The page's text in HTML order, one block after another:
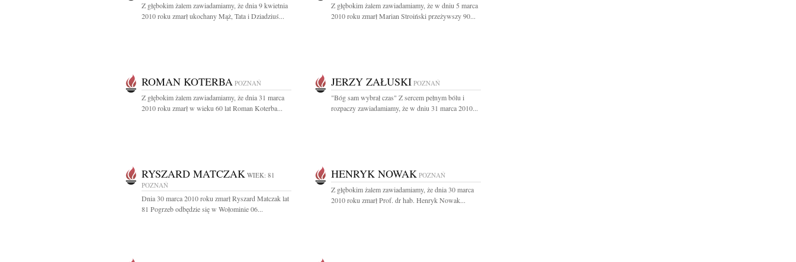
Z głębokim żalem zawiadamiamy, że dnia 9 kwietnia
2010 roku zmarł ukochany Mąż, Tata i Dziadziuś...
Z głębokim żalem zawiadamiamy, że w dniu 5 marca
2010 roku zmarł Marian Stroiński przeżywszy 90...
ROMAN KOTERBA POZNAŃ
Z głębokim żalem zawiadamiamy, że dnia 31 marca
2010 roku zmarł w wieku 60 lat Roman Koterba...
JERZY ZAŁUSKI POZNAŃ
"Bóg sam wybrał czas" Z sercem pełnym bólu i
rozpaczy zawiadamiamy, że w dniu 31 marca 2010...
RYSZARD MATCZAK WIEK: 81
POZNAŃ
Dnia 30 marca 2010 roku zmarł Ryszard Matczak lat
81 Pogrzeb odbędzie się w Wołominie 06...
HENRYK NOWAK POZNAŃ
Z głębokim żalem zawiadamiamy, że dnia 30 marca
2010 roku zmarł Prof. dr hab. Henryk Nowak...